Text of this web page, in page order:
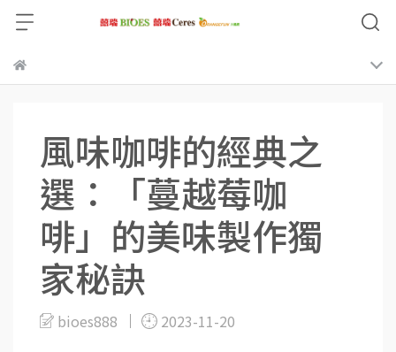
風味咖啡的經典之
選：「蔓越莓咖
啡」的美味製作獨
家秘訣
bioes888 2023-11-20